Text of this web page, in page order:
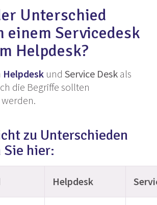
Unterschied
einem Servicedesk
Helpdesk?
Helpdesk und Service Desk als
die Begriffe sollten
zu Unterschieden
Sie hier:
Helpdesk